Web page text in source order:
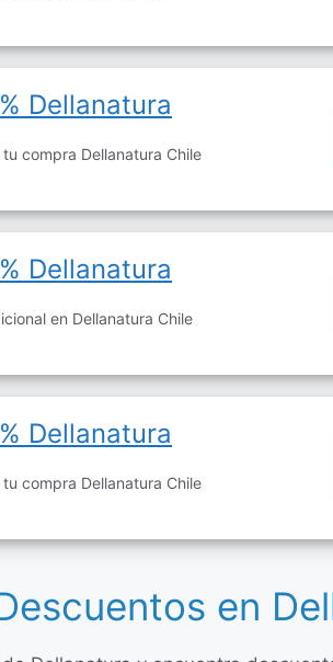
Dellanatura
compra Dellanatura Chile
Dellanatura
en Dellanatura Chile
Dellanatura
compra Dellanatura Chile
en